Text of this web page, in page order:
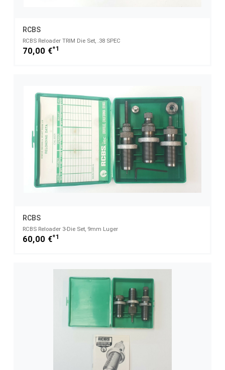
RCBS
RCBS Reloader TRIM Die Set, .38 SPEC
70,00 €*1
RCBS
RCBS Reloader 3-Die Set, 9mm Luger
60,00 €*1